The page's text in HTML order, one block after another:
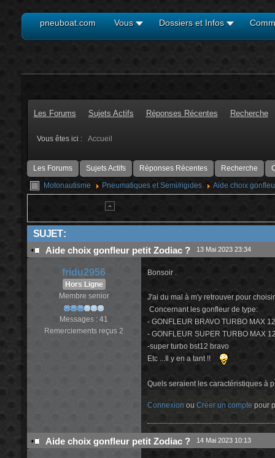
pneuboat.com Vous Dossiers et Infos
Les Forums Sujets Actifs Réponses Récentes Recherche
Vous êtes ici : Accueil
Les Forums Sujets Actifs Réponses Récentes Recherche
Motonautisme
Pneumatiques et Semi/rigides Aide choix
SUJET :
Aide choix gonfleur petit Zodiac ? 13 Mai 2023 23:34
fridu2956
Hors Ligne
Membre senior
Messages : 41
Remerciements reçus 2
Bonsoir .
J'ai du mal à m'y retrouver pour
Concernant les gonfleur de type:
- GONFLEUR BRAVO TURBO MAX
- GONFLEUR SUPER TURBO MAX
-super turbo bst12 bravo
Etc ...Il y en a tant !!
Quels seraient les caractéristiques à
Connexion ou Créer un compte pour
Aide choix gonfleur petit Zodiac ? 14 Mai 2023 10:13